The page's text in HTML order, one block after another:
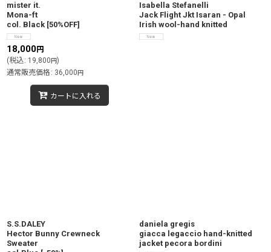
mister it.
Mona-ft
col. Black [50%OFF]
18,000円
(税込: 19,800円)
通常販売価格 : 36,000円
カートに入れる
Isabella Stefanelli
Jack Flight Jkt Isaran - Opal
Irish wool-hand knitted
S.S.DALEY
Hector Bunny Crewneck
Sweater
daniela gregis
giacca legaccio hand-knitted
jacket pecora bordini